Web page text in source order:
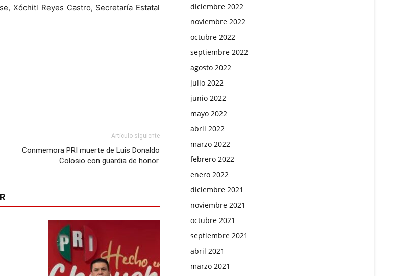
Xóchitl Reyes Castro, Secretaría Estatal
Artículo siguiente
Conmemora PRI muerte de Luis Donaldo
Colosio con guardia de honor.
diciembre 2022
noviembre 2022
octubre 2022
septiembre 2022
agosto 2022
julio 2022
junio 2022
mayo 2022
abril 2022
marzo 2022
febrero 2022
enero 2022
diciembre 2021
noviembre 2021
octubre 2021
septiembre 2021
abril 2021
marzo 2021